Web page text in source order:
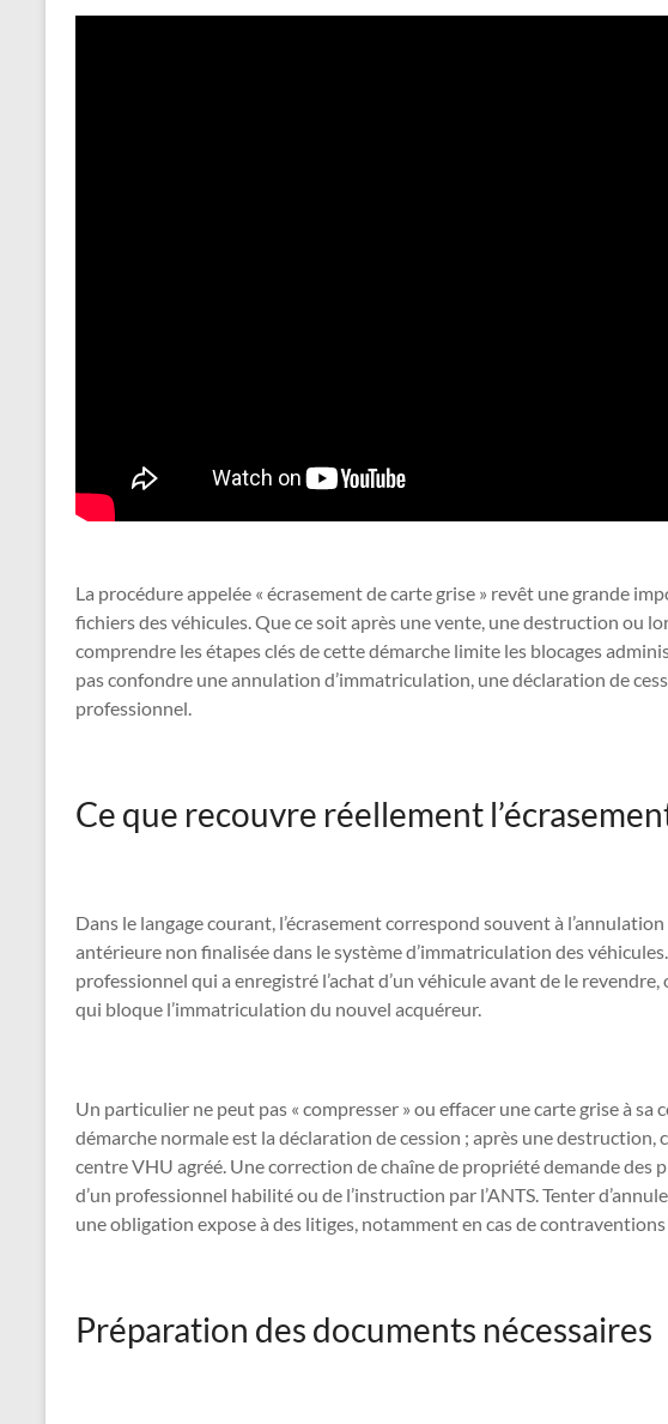
La procédure appelée « écrasement de carte grise » revêt une grande
fichiers des véhicules. Que ce soit après une vente, une destruction ou
comprendre les étapes clés de cette démarche limite les blocages
pas confondre une annulation d’immatriculation, une déclaration de
professionnel.
Ce que recouvre réellement
Dans le langage courant, l’écrasement correspond souvent à
antérieure non finalisée dans le système d’immatriculation des véhicules.
professionnel qui a enregistré l’achat d’un véhicule avant de le
qui bloque l’immatriculation du nouvel acquéreur.
Un particulier ne peut pas « compresser » ou effacer une carte grise à sa
démarche normale est la déclaration de cession ; après une destruction,
centre VHU agréé. Une correction de chaîne de propriété demande des
d’un professionnel habilité ou de l’instruction par l’ANTS. Tenter
une obligation expose à des litiges, notamment en cas de contraventions
Préparation des documents nécessaires